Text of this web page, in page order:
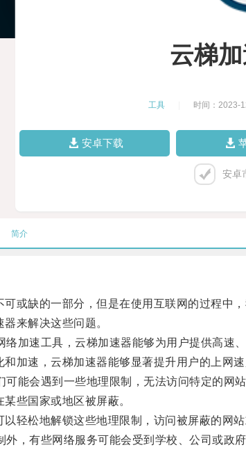
云梯
工具 时间：2023-
安卓下载
安卓
简介
缺的一部分，但是在使用互联网的过程中，
来解决这些问题。
速工具，云梯加速器能够为用户提供高速、
速，云梯加速器能够显著提升用户的上网速
会遇到一些地理限制，无法访问特定的网站
些国家或地区被屏蔽。
松地解锁这些地理限制，访问被屏蔽的网站
有些网络服务可能会受到学校、公司或政府